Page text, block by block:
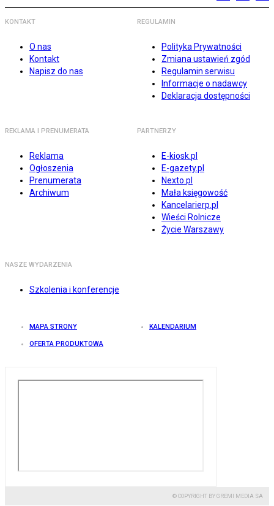
KONTAKT
O nas
Kontakt
Napisz do nas
REGULAMIN
Polityka Prywatności
Zmiana ustawień zgód
Regulamin serwisu
Informacje o nadawcy
Deklaracja dostępności
REKLAMA I PRENUMERATA
Reklama
Ogłoszenia
Prenumerata
Archiwum
PARTNERZY
E-kiosk.pl
E-gazety.pl
Nexto.pl
Mała księgowość
Kancelarierp.pl
Wieści Rolnicze
Życie Warszawy
NASZE WYDARZENIA
Szkolenia i konferencje
MAPA STRONY KALENDARIUM
OFERTA PRODUKTOWA
© COPYRIGHT BY GREMI MEDIA SA